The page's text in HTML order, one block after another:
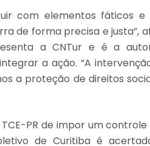
com elementos fáticos
de forma precisa e justa”,
a CNTur e é a
a ação. “A
a proteção de direitos
TCE-PR de impor um
de Curitiba é